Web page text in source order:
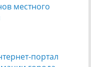
местного
портал